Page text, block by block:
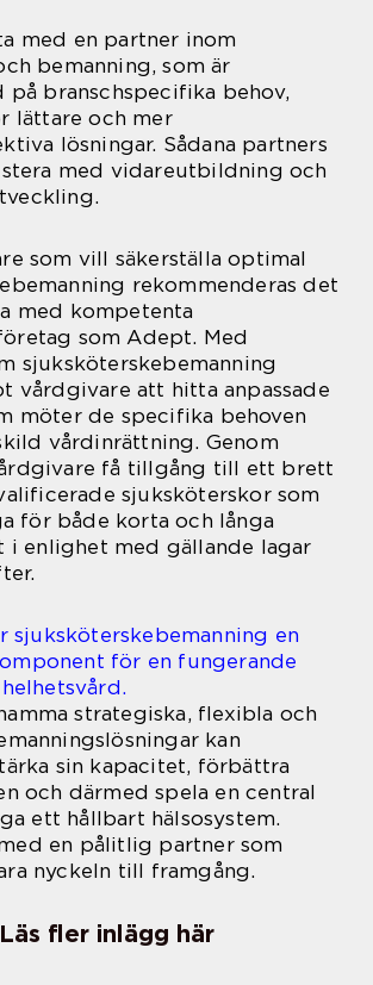
med en partner inom
bemanning, som är
på branschspecifika behov,
lättare och mer
lösningar. Sådana partners
med vidareutbildning och
som vill säkerställa optimal
rekommenderas det
med kompetenta
som Adept. Med
sjuksköterskebemanning
vårdgivare att hitta anpassade
möter de specifika behoven
vårdinrättning. Genom
få tillgång till ett brett
sjuksköterskor som
för både korta och långa
i enlighet med gällande lagar
sjuksköterskebemanning en
för en fungerande
strategiska, flexibla och
kan
sin kapacitet, förbättra
och därmed spela en central
ett hållbart hälsosystem.
en pålitlig partner som
nyckeln till framgång.
Läs fler inlägg här